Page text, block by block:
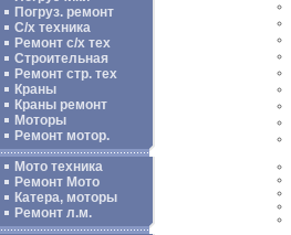
Погруз. ремонт
С/х техника
Ремонт с/х тех
Строительная
Ремонт стр. тех
Краны
Краны ремонт
Моторы
Ремонт мотор.
Мото техника
Ремонт Мото
Катера, моторы
Ремонт л.м.